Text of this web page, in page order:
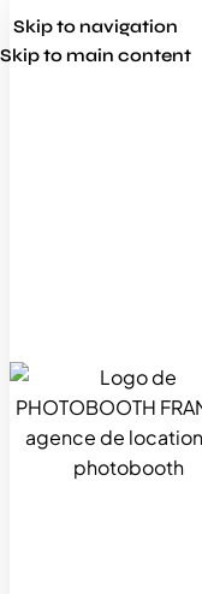
Skip to navigation
Skip to main content